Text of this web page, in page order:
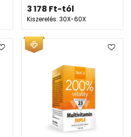
3 178 Ft-tól
Kiszerelés: 30X-60X